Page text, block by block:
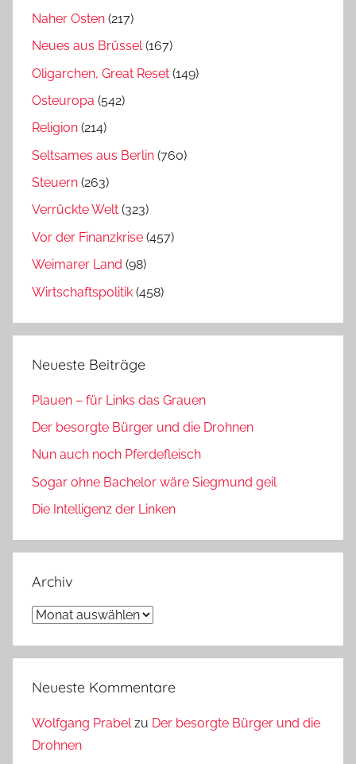
Naher Osten (217)
Neues aus Brüssel(167)
Oligarchen, Great Reset (149)
Osteuropa (542)
Religion (214)
Seltsames aus Berlin (760)
Steuern (263)
Verrückte Welt (323)
Vor der Finanzkrise (457)
Weimarer Land (98)
Wirtschaftspolitik (458)
Neueste Beiträge
Plauen – für Links das Grauen
Der besorgte Bürger und die Drohnen
Nun auch noch Pferdefleisch
Sogar ohne Bachelor wäre Siegmund geil
Die Intelligenz der Linken
Archiv
Archiv
Neueste Kommentare
Wolfgang Prabelzu Der besorgte Bürger und die
Drohnen